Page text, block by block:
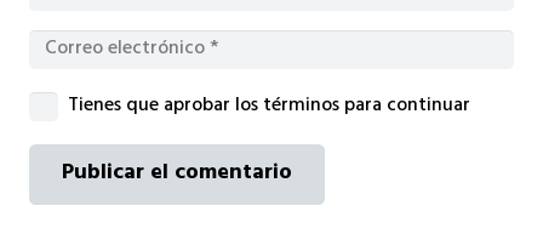
Tienes que aprobar los términos para continuar
Publicar el comentario